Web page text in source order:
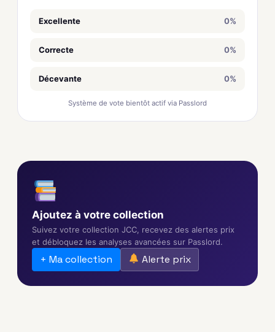
Excellente 0%
Correcte 0%
Décevante 0%
Système de vote bientôt actif via Passlord
Ajoutez à votre collection
Suivez votre collection JCC, recevez des alertes prix
et débloquez les analyses avancées sur Passlord.
+ Ma collection Alerte prix